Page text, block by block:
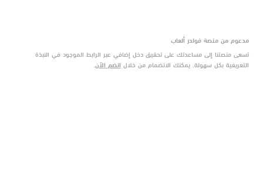
مدعوم من منصة فولدر ألعاب
تسعى منصتنا إلى مساعدتك على تحقيق دخل إضافي عبر الرابط الموجود في النبذة
التعريفية بكل سهولة. يمكنك الانضمام من خلال انضم الآن